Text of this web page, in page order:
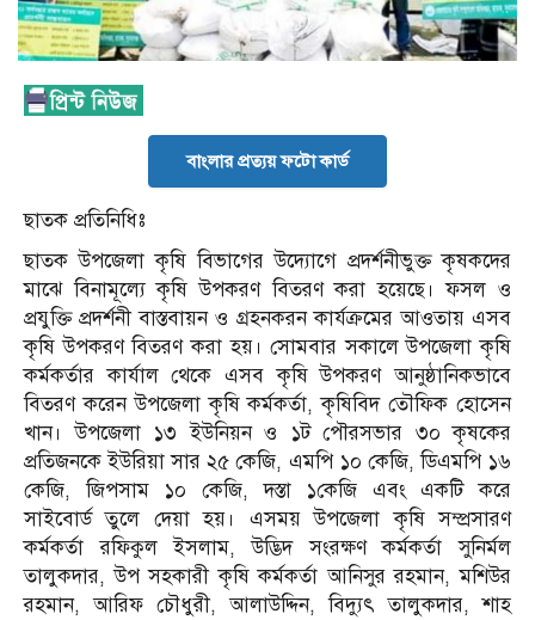
বাংলার প্রত্যয় ফটো কার্ড
ছাতক প্রতিনিধিঃ
ছাতক উপজেলা কৃষি বিভাগের উদ্যোগে প্রদর্শনীভুক্ত কৃষকদের
মাঝে বিনামূল্যে কৃষি উপকরণ বিতরণ করা হয়েছে। ফসল ও
প্রযুক্তি প্রদর্শনী বাস্তবায়ন ও গ্রহনকরন কার্যক্রমের আওতায় এসব
কৃষি উপকরণ বিতরণ করা হয়। সোমবার সকালে উপজেলা কৃষি
কর্মকর্তার কার্যাল থেকে এসব কৃষি উপকরণ আনুষ্ঠানিকভাবে
বিতরণ করেন উপজেলা কৃষি কর্মকর্তা, কৃষিবিদ তৌফিক হোসেন
খান। উপজেলা ১৩ ইউনিয়ন ও ১ট পৌরসভার ৩০ কৃষকের
প্রতিজনকে ইউরিয়া সার ২৫ কেজি, এমপি ১০ কেজি, ডিএমপি ১৬
কেজি, জিপসাম ১০ কেজি, দস্তা ১কেজি এবং একটি করে
সাইবোর্ড তুলে দেয়া হয়। এসময় উপজেলা কৃষি সম্প্রসারণ
কর্মকর্তা রফিকুল ইসলাম, উদ্ভিদ সংরক্ষণ কর্মকর্তা সুনির্মল
তালুকদার, উপ সহকারী কৃষি কর্মকর্তা আনিসুর রহমান, মশিউর
রহমান, আরিফ চৌধুরী, আলাউদ্দিন, বিদ্যুৎ তালুকদার, শাহ